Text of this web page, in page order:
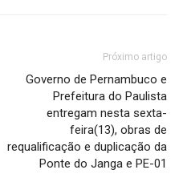
Próximo artigo
Governo de Pernambuco e
Prefeitura do Paulista
entregam nesta sexta-
feira(13), obras de
requalificação e duplicação da
Ponte do Janga e PE-01